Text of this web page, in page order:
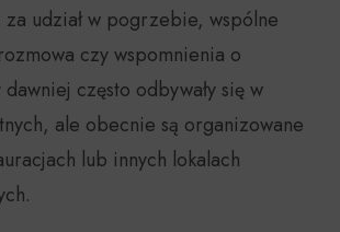
udział w pogrzebie, wspólne
czy wspomnienia o
dawniej często odbywały się w
ale obecnie są organizowane
lub innych lokalach